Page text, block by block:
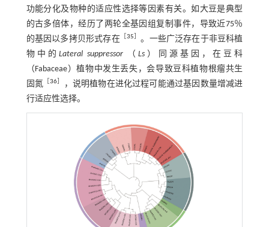
功能分化及物种的适应性选择等因素有关。如大豆是典型
的古多倍体，经历了两轮全基因组复制事件，导致近75％
的基因以多拷贝形式存在［ 35
。一些广泛存在于非豆科植
物中的 Lateral suppressor （Ls ）同源基因，在豆科
（Fabaceae）植物中发生丢失，会导致豆科植物根瘤共生
固氮 ［36
，说明植物在进化过程可能通过基因数量增减进
行适应性选择。